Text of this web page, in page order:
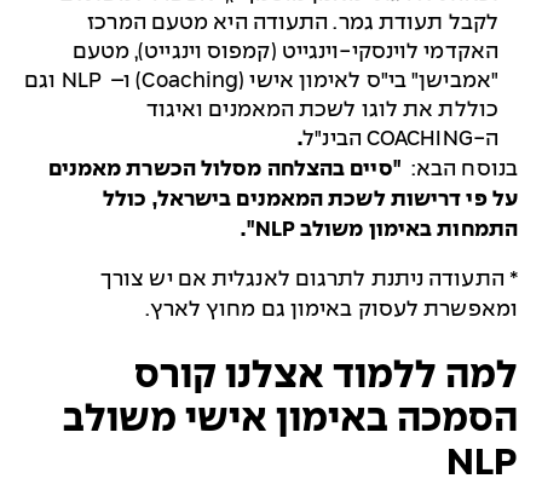
לקבל תעודת גמר. התעודה היא מטעם המרכז
האקדמי לוינסקי-וינגייט (קמפוס וינגייט), מטעם
"אמבישן" בי"ס לאימון אישי (Coaching) ו– NLP וגם
כוללת את לוגו לשכת המאמנים ואיגוד
ה-COACHING הבינ"ל.
בנוסח הבא: "סיים בהצלחה מסלול הכשרת מאמנים
על פי דרישות לשכת המאמנים בישראל, כולל
התמחות באימון משולבNLP
".
* התעודה ניתנת לתרגום לאנגלית אם יש צורך
ומאפשרת לעסוק באימון גם מחוץ לארץ.
למה ללמוד אצלנו קורס
הסמכה באימון אישי משולב
NLP